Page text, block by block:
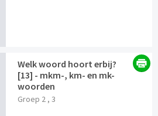
Welk woord hoort erbij?
[13] - mkm-, km- en mk-
woorden
Groep 2 , 3